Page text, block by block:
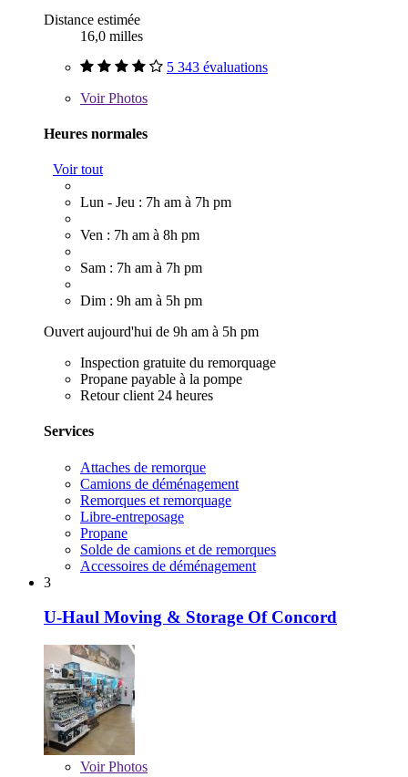
Distance estimée
16,0 milles
5 343 évaluations
VoirPhotos
Heures normales
Voir tout
Lun - Jeu : 7h am à 7h pm
Ven : 7h am à 8h pm
Sam : 7h am à 7h pm
Dim : 9h am à 5h pm
Ouvert aujourd'hui de 9h am à 5h pm
Inspection gratuite du remorquage
Propane payable à la pompe
Retour client 24 heures
Services
Attaches de remorque
Camions de déménagement
Remorques et remorquage
Libre-entreposage
Propane
Solde de camions et de remorques
Accessoires de déménagement
3
U-Haul Moving & Storage Of Concord
VoirPhotos